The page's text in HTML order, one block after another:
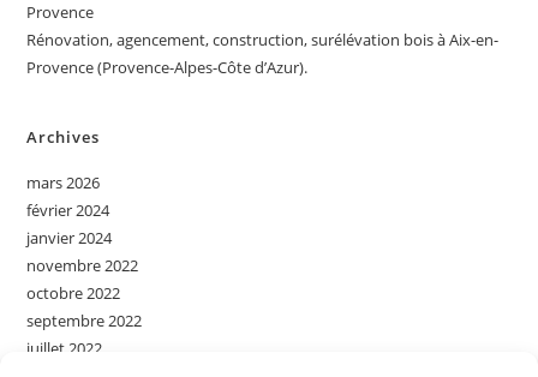
Provence
Rénovation, agencement, construction, surélévation bois à Aix-en-
Provence (Provence-Alpes-Côte d’Azur).
Archives
mars 2026
février 2024
janvier 2024
novembre 2022
octobre 2022
septembre 2022
juillet 2022